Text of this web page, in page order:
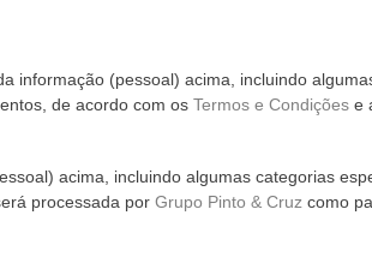
informação (pessoal) acima, incluindo
de acordo com os Termos e Condições e
acima, incluindo algumas categorias
processada por Grupo Pinto & Cruz como